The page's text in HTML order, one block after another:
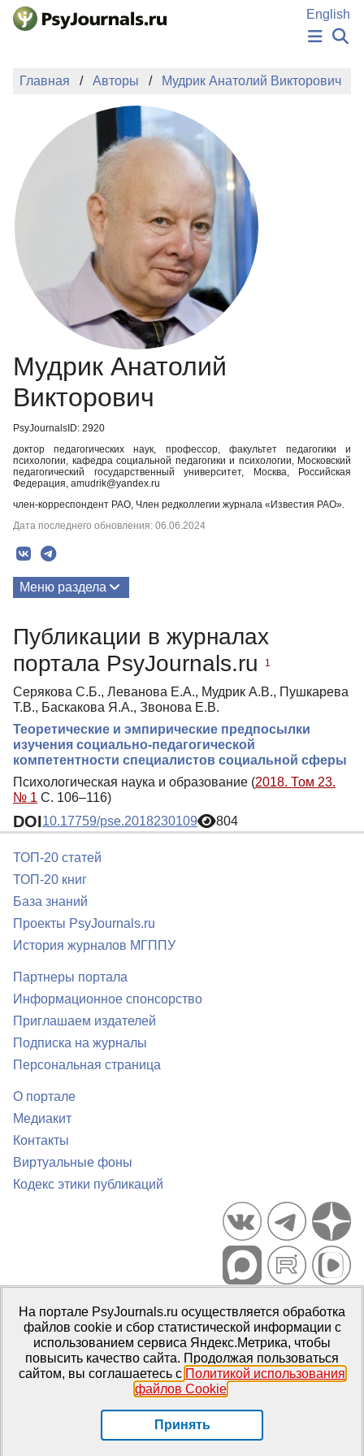
Перейти к основному содержанию
English
НОВОСТИ
АВТОРЫ
ПОДАТЬ РУКОПИСЬ
БАЗА ЗНАНИЙ
КЛЮЧЕВЫЕ СЛОВА
Регистрация
Главная Авторы Мудрик Анатолий Викторович
Мудрик Анатолий
Викторович
PsyJournalsID: 2920
доктор педагогических наук, профессор, факультет педагогики и
психологии, кафедра социальной педагогики и психологии, Московский
педагогический государственный университет, Москва, Российская
Федерация, amudrik@yandex.ru
член-корреспондент РАО, Член редколлегии журнала «Известия РАО».
Дата последнего обновления: 06.06.2024
Меню раздела
Публикации в журналах
портала PsyJournals.ru
1
Серякова С.Б., Леванова Е.А., Мудрик А.В., Пушкарева
Т.В., Баскакова Я.А., Звонова Е.В.
Теоретические и эмпирические предпосылки
изучения социально-педагогической
компетентности специалистов социальной сферы
Психологическая наука и образование (2018. Том 23.
№ 1 С. 106–116)
DOI10.17759/pse.2018230109 804
ТОП-20 статей
ТОП-20 книг
База знаний
Проекты PsyJournals.ru
История журналов МГППУ
Партнеры портала
Информационное спонсорство
Приглашаем издателей
Подписка на журналы
Персональная страница
О портале
Медиакит
Контакты
Виртуальные фоны
Кодекс этики публикаций
Портал психологических изданий PsyJournals.ru, 2007–2026
Правила использования материалов
Свидетельство регистрации СМИЭл № ФС77-66447 от 14 июля
2016 г.
Издатель: ФГБОУ ВО МГППУ
На портале PsyJournals.ru осуществляется обработка
файлов cookie и сбор статистической информации с
использованием сервиса Яндекс.Метрика, чтобы
повысить качество сайта. Продолжая пользоваться
сайтом, вы соглашаетесь с Политикой использования
файлов Cookie.
Принять